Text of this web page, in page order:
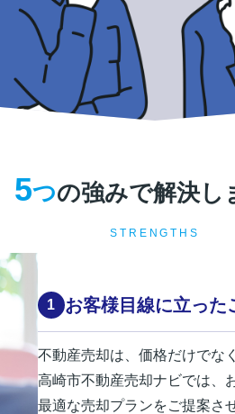
5つの強みで解決し
STRENGTHS
お客様目線に立った
不動産売却は、価格だけでな
高崎市不動産売却ナビでは、
最適な売却プランをご提案さ